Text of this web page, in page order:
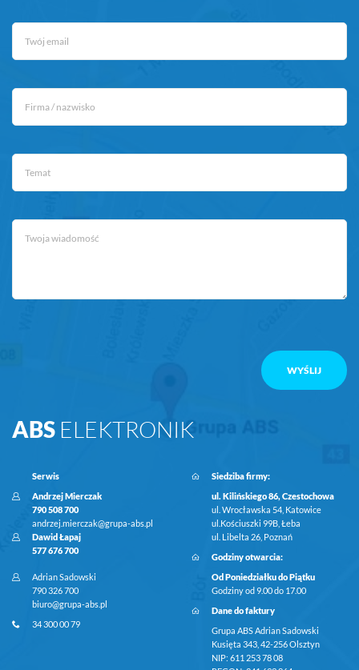
ABS ELEKTRONIK
Serwis
Andrzej Mierczak
790 508 700
andrzej.mierczak@grupa-abs.pl
Dawid Łapaj
577 676 700
Adrian Sadowski
790 326 700
biuro@grupa-abs.pl
34 300 00 79
Siedziba firmy:
ul. Kilińskiego 86, Czestochowa
ul. Wrocławska 54, Katowice
ul.Kościuszki 99B, Łeba
ul. Libelta 26, Poznań
Godziny otwarcia:
Od Poniedziałku do Piątku
Godziny od 9.00 do 17.00
Dane do faktury
Grupa ABS Adrian Sadowski
Kusięta 343, 42-256 Olsztyn
NIP: 611 253 78 08